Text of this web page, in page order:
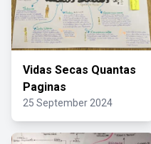
Vidas Secas Quantas
Paginas
25 September 2024